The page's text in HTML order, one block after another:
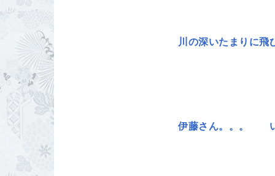
川の深いたまりに飛
伊藤さん。。。